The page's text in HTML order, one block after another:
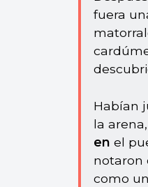
fuera
Habían
la
en el
notaron
como